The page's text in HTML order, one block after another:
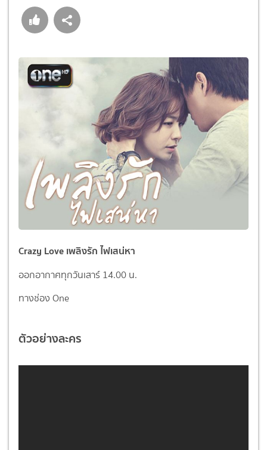
Crazy Love เพลิงรัก ไฟเสน่หา
ออกอากาศทุกวันเสาร์ 14.00 น.
ทางช่อง One
ตัวอย่างละคร